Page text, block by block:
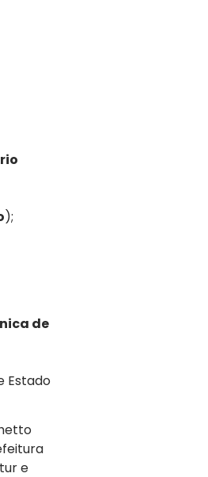
);
de
Estado
e